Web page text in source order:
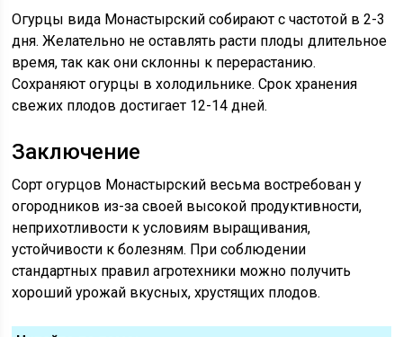
Огурцы вида Монастырский собирают с частотой в 2-3
дня. Желательно не оставлять расти плоды длительное
время, так как они склонны к перерастанию.
Сохраняют огурцы в холодильнике. Срок хранения
свежих плодов достигает 12-14 дней.
Заключение
Сорт огурцов Монастырский весьма востребован у
огородников из-за своей высокой продуктивности,
неприхотливости к условиям выращивания,
устойчивости к болезням. При соблюдении
стандартных правил агротехники можно получить
хороший урожай вкусных, хрустящих плодов.